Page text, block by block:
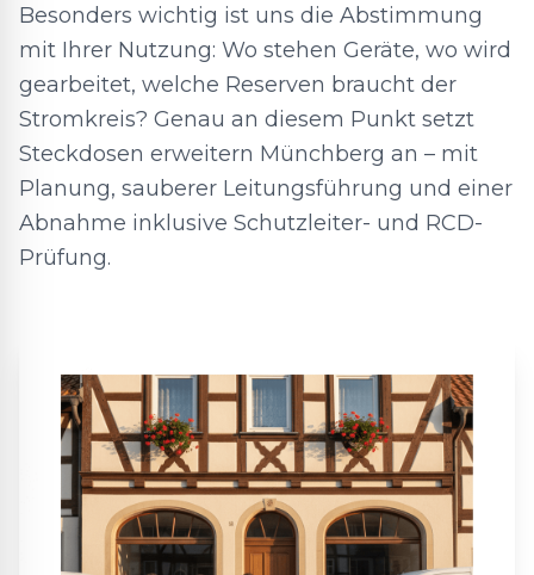
Besonders wichtig ist uns die Abstimmung
mit Ihrer Nutzung: Wo stehen Geräte, wo wird
gearbeitet, welche Reserven braucht der
Stromkreis? Genau an diesem Punkt setzt
Steckdosen erweitern Münchberg an – mit
Planung, sauberer Leitungsführung und einer
Abnahme inklusive Schutzleiter- und RCD-
Prüfung.